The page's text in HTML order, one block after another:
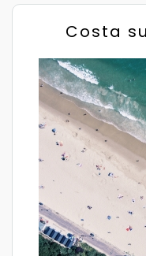
Costa